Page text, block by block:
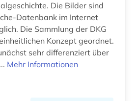
mitgliedsstaaten (1)
mittelamerika (3)
Die Bilder sind
Datenbank im Internet
Die Sammlung der DKG
Konzept geordnet.
sehr differenziert über
Mehr Informationen